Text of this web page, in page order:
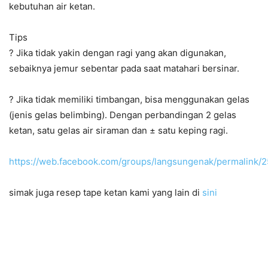
kebutuhan air ketan.
Tips
? Jika tidak yakin dengan ragi yang akan digunakan,
sebaiknya jemur sebentar pada saat matahari bersinar.
? Jika tidak memiliki timbangan, bisa menggunakan gelas
(jenis gelas belimbing). Dengan perbandingan 2 gelas
ketan, satu gelas air siraman dan ± satu keping ragi.
https://web.facebook.com/groups/langsungenak/permalink/
simak juga resep tape ketan kami yang lain di sini